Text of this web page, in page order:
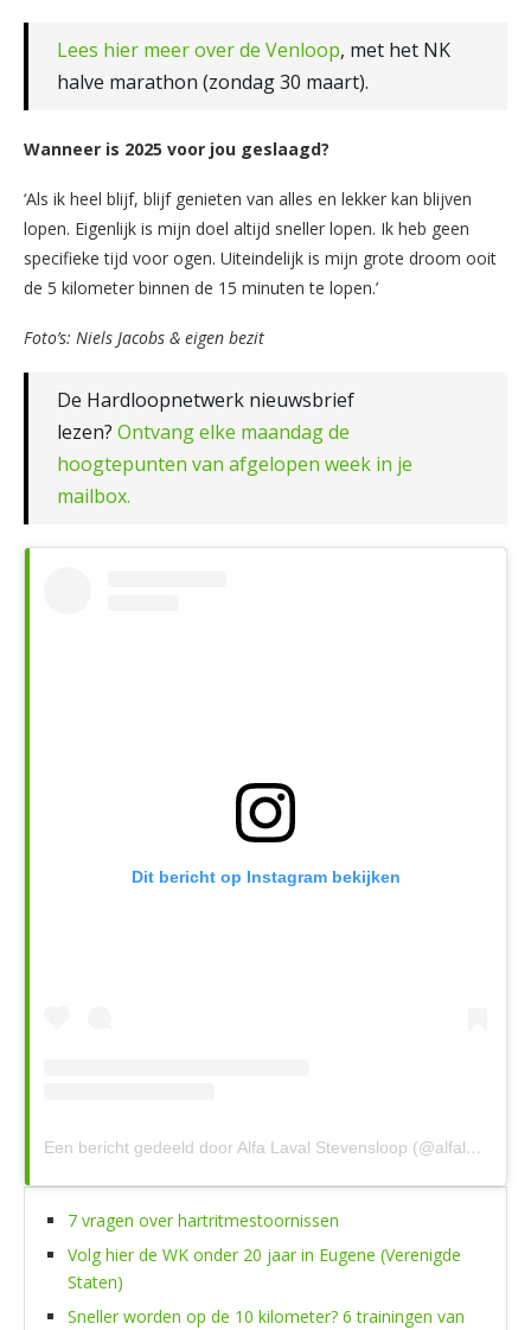
Lees hier meer over de Venloop, met het NK
halve marathon (zondag 30 maart).
Wanneer is 2025 voor jou geslaagd?
‘Als ik heel blijf, blijf genieten van alles en lekker kan blijven
lopen. Eigenlijk is mijn doel altijd sneller lopen. Ik heb geen
specifieke tijd voor ogen. Uiteindelijk is mijn grote droom ooit
de 5 kilometer binnen de 15 minuten te lopen.’
Foto’s: Niels Jacobs & eigen bezit
De Hardloopnetwerk nieuwsbrief
lezen? Ontvang elke maandag de
hoogtepunten van afgelopen week in je
mailbox.
Dit bericht op Instagram bekijken
Een bericht gedeeld door Alfa Laval Stevensloop (@alfalavalstevensloop)
7 vragen over hartritmestoornissen
Volg hier de WK onder 20 jaar in Eugene (Verenigde
Staten)
Sneller worden op de 10 kilometer? 6 trainingen van